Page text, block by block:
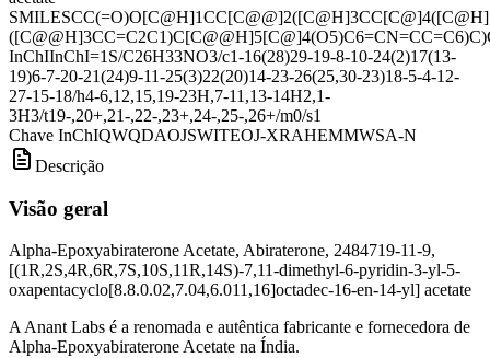
SMILESCC(=O)O[C@H]1CC[C@@]2([C@H]3CC[C@]4([C@H]
InChIInChI=1S/C26H33NO3/c1-16(28)29-19-8-10-24(2)17(13-
19)6-7-20-21(24)9-11-25(3)22(20)14-23-26(25,30-23)18-5-4-12-
27-15-18/h4-6,12,15,19-23H,7-11,13-14H2,1-
3H3/t19-,20+,21-,22-,23+,24-,25-,26+/m0/s1
Chave InChIQWQDAOJSWITEOJ-XRAHEMMWSA-N
Descrição
Visão geral
Alpha-Epoxyabiraterone Acetate, Abiraterone, 2484719-11-9,
[(1R,2S,4R,6R,7S,10S,11R,14S)-7,11-dimethyl-6-pyridin-3-yl-5-
oxapentacyclo[8.8.0.02,7.04,6.011,16]octadec-16-en-14-yl] acetate
A Anant Labs é a renomada e autêntica fabricante e fornecedora de
Alpha-Epoxyabiraterone Acetate na Índia.